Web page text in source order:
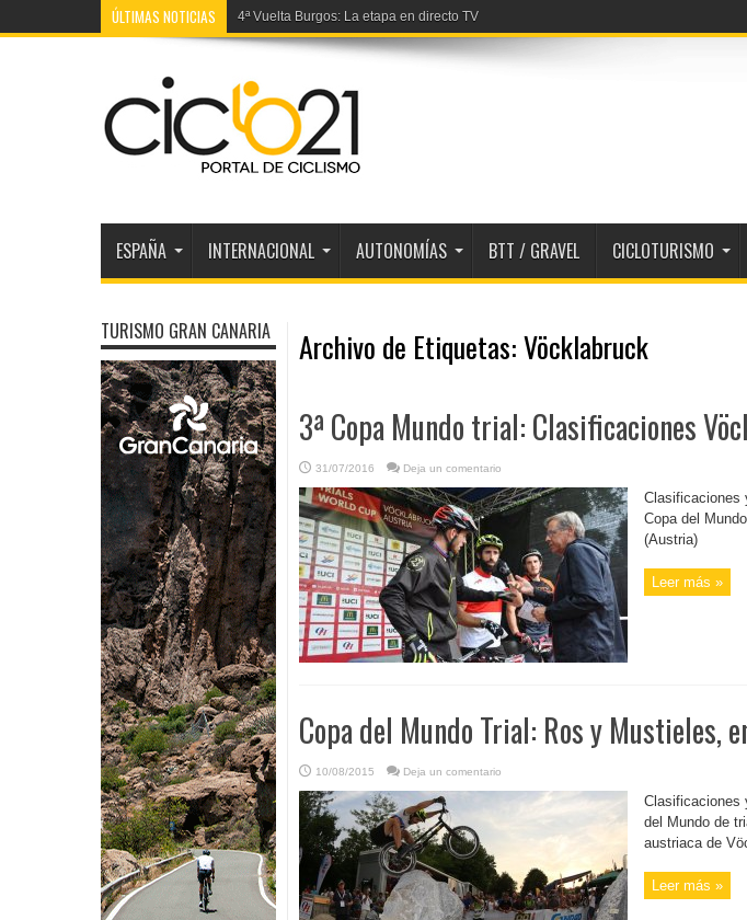
ÚLTIMAS NOTICIAS 4ª Vuelta Burgos: La etapa en directo TV
ESPAÑA INTERNACIONAL AUTONOMÍAS BTT / GRAVEL CICLOTURISMO
Archivo de Etiquetas:Vöcklabruck
3ª Copa Mundo trial: Clasificaciones
31/07/2016 Deja un comentario
Clasificaciones
Copa del
(Austria)
Leer más »
Copa del Mundo Trial: Ros y Mustieles,
10/08/2015 Deja un comentario
Clasificaciones
del Mundo de
austriaca de
Leer más »
TURISMO GRAN CANARIA